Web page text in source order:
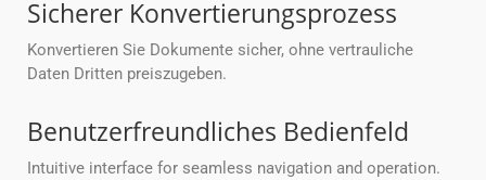
Sicherer Konvertierungsprozess
Konvertieren Sie Dokumente sicher, ohne vertrauliche
Daten Dritten preiszugeben.
Benutzerfreundliches Bedienfeld
Intuitive interface for seamless navigation and operation.